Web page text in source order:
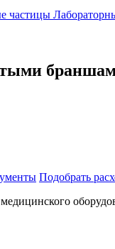
частицы
Подобрать